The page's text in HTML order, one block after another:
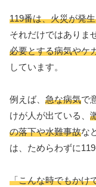
119番は、火災が発
それだけではありま
必要とする病気やケ
しています。
例えば、 急な病気で
けが人が出ている、
の落下や水難事故な
は、ためらわずに
「こんな時でもかけ